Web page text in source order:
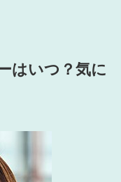
はいつ？気に